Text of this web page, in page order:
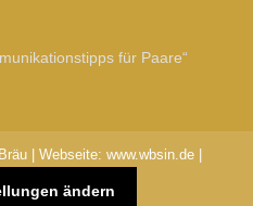
für Paare“
© Beziehungspraxis Andrea Bräu | Webseite: www.wbsin.de
ändern